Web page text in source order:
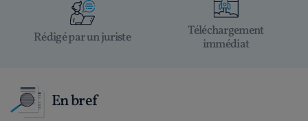
Rédigé par un juriste
Téléchargement
immédiat
En bref